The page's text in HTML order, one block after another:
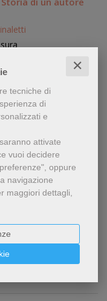
✕
tecniche di
di
e
attivate
vuoi decidere
oppure
navigazione
maggiori dettagli,
di cultura
sindacato
119-120